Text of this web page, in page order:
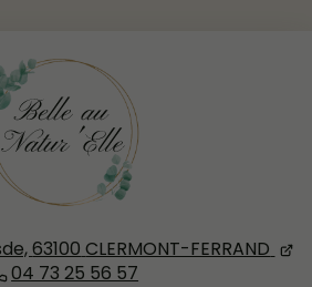
63100 CLERMONT-FERRAND
04 73 25 56 57